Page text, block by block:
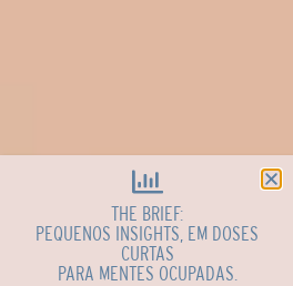
THE BRIEF:
PEQUENOS INSIGHTS, EM DOSES
CURTAS
PARA MENTES OCUPADAS.